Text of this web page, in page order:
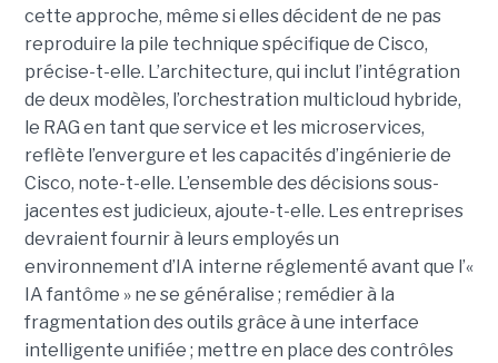
cette approche, même si elles décident de ne pas
reproduire la pile technique spécifique de Cisco,
précise-t-elle. L’architecture, qui inclut l’intégration
de deux modèles, l’orchestration multicloud hybride,
le RAG en tant que service et les microservices,
reflète l’envergure et les capacités d’ingénierie de
Cisco, note-t-elle. L’ensemble des décisions sous-
jacentes est judicieux, ajoute-t-elle. Les entreprises
devraient fournir à leurs employés un
environnement d’IA interne réglementé avant que l’«
IA fantôme » ne se généralise ; remédier à la
fragmentation des outils grâce à une interface
intelligente unifiée ; mettre en place des contrôles